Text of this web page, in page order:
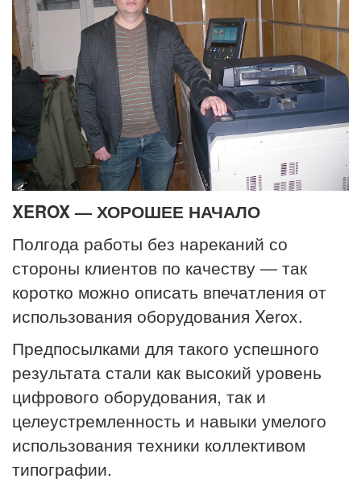
XEROX — ХОРОШЕЕ НАЧАЛО
Полгода работы без нареканий со
стороны клиентов по качеству — так
коротко можно описать впечатления от
использования оборудования Xerox.
Предпосылками для такого успешного
результата стали как высокий уровень
цифрового оборудования, так и
целеустремленность и навыки умелого
использования техники коллективом
типографии.